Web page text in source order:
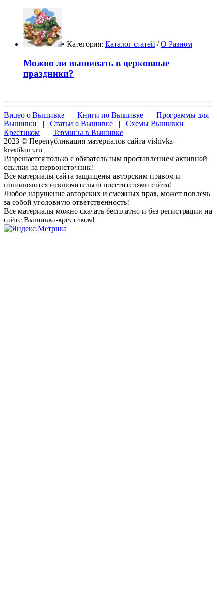
• Категория: Каталог статей /О Разном
Можно ли вышивать в церковные
праздники?
Видео о Вышивке | Книги по Вышивке | Программы для
Вышивки | Статьи о Вышивке | Схемы Вышивки
Крестиком | Термины в Вышивке
2023 © Перепубликация материалов сайта vishivka-
krestikom.ru
Разрешается только с обязательным проставлением активной
ссылки на первоисточник!
Все материалы сайта защищены авторским правом и
пополняются исключительно посетителями сайта!
Любое нарушение авторских и смежных прав, может повлечь
за собой уголовную ответственность!
Все материалы можно скачать бесплатно и без регистрации на
сайте Вышивка-крестиком!